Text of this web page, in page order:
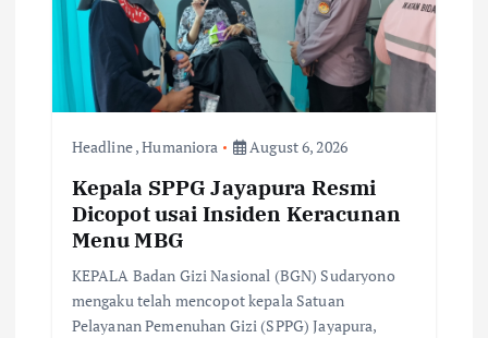
Headline,Humaniora August 6, 2026
Kepala SPPG Jayapura Resmi
Dicopot usai Insiden Keracunan
Menu MBG
KEPALA Badan Gizi Nasional (BGN) Sudaryono
mengaku telah mencopot kepala Satuan
Pelayanan Pemenuhan Gizi (SPPG) Jayapura,